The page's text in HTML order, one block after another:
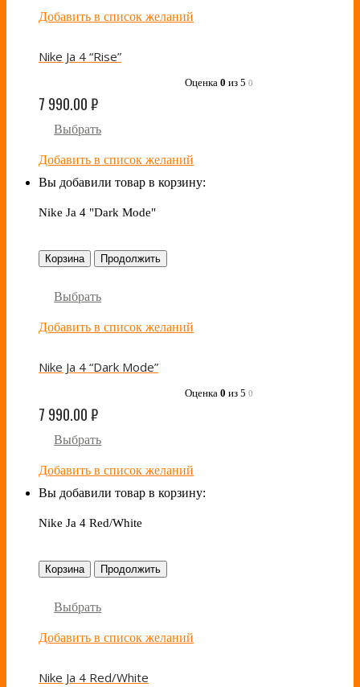
Добавить в список желаний
Nike Ja 4 “Rise”
Оценка 0 из 5 0
7 990.00₽
Выбрать
Добавить в список желаний
Вы добавили товар в корзину:
Nike Ja 4 "Dark Mode"
Корзина Продолжить
Выбрать
Добавить в список желаний
Nike Ja 4 “Dark Mode”
Оценка 0 из 5 0
7 990.00₽
Выбрать
Добавить в список желаний
Вы добавили товар в корзину:
Nike Ja 4 Red/White
Корзина Продолжить
Выбрать
Добавить в список желаний
Nike Ja 4 Red/White